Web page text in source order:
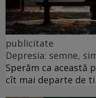
publicitate
Depresia: semne,
Sperăm ca această
cît mai departe de